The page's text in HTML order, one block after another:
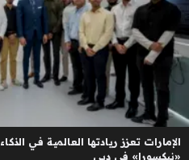
الإمارات تعزز ريادتها العالمية في
«نيكسورا» في دبي